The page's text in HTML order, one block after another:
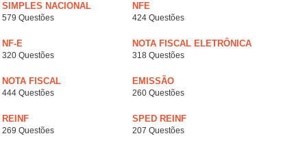
SIMPLES NACIONAL
579 Questões
NFE
424 Questões
NF-E
320 Questões
NOTA FISCAL ELETRÔNICA
318 Questões
NOTA FISCAL
444 Questões
EMISSÃO
260 Questões
REINF
269 Questões
SPED REINF
207 Questões